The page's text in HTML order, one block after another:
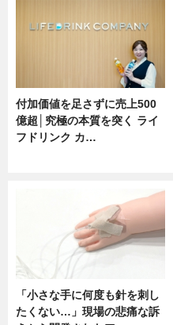
付加価値を足さずに売上500
億超│究極の本質を突く ライ
フドリンク カ…
「小さな手に何度も針を刺し
たくない…」現場の悲痛な訴